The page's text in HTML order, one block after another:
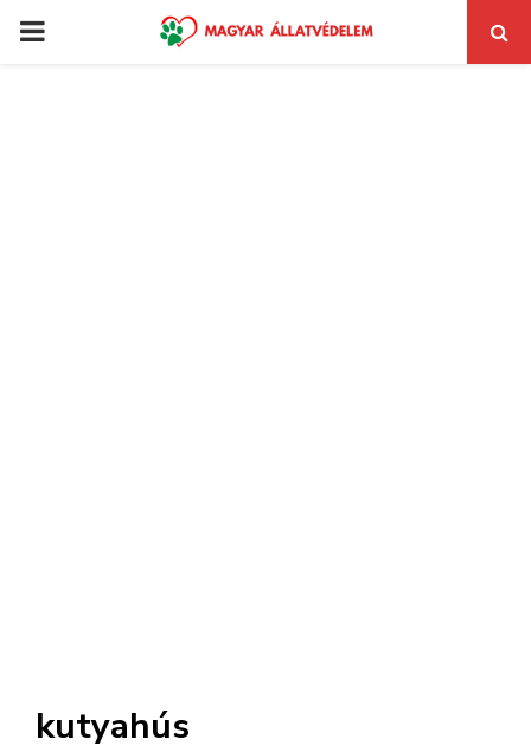
PRIMARY
kutyahús